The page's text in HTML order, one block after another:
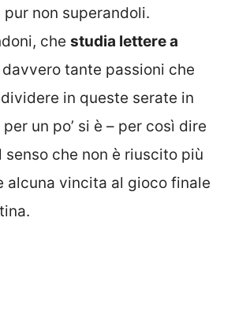
pur non superandoli.
che studia lettere a
davvero tante passioni che
in queste serate in
un po’ si è – per così dire
senso che non è riuscito più
alcuna vincita al gioco finale